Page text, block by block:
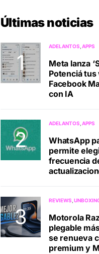
Últimas noticias
ADELANTOS APPS
Meta lanza
Potenciá
Facebook
con IA
ADELANTOS APPS
WhatsApp
permite
frecuencia
REVIEWS
Motorola
plegable
se renueva
premium y